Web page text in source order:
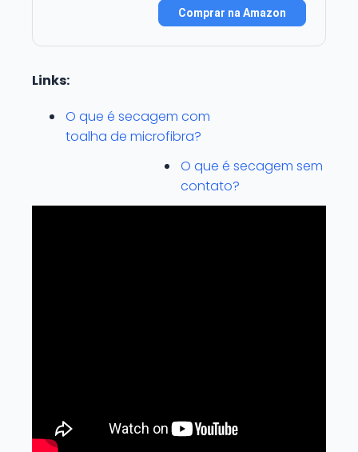
Comprar na Amazon
Links:
O que é secagem com
toalha de microfibra?
O que é secagem sem
contato?